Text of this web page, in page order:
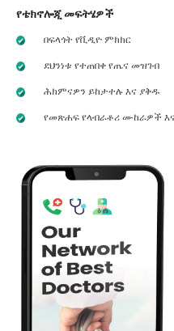
የቴክኖሎጂ መፍትሄዎች
በፍላጎት የቪዲዮ ምክክር
ደህንነቱ የተጠበቀ የጤና መዝገብ
ሕክምናዎን ይከታተሉ እና ያቅዱ
የመጽሐፍ የላብራቶሪ ሙከራዎች